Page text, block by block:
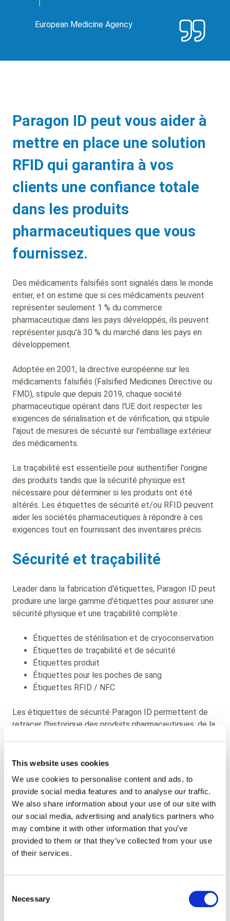
This website uses cookies
We use cookies to personalise content and ads, to
provide social media features and to analyse our traffic.
We also share information about your use of our site with
our social media, advertising and analytics partners who
may combine it with other information that you’ve
provided to them or that they’ve collected from your use
of their services.
Selection
Necessary
European Medicine Agency
Paragon ID peut vous aider à
mettre en place une solution
RFID qui garantira à vos
clients une confiance totale
dans les produits
pharmaceutiques que vous
fournissez.
Des médicaments falsifiés sont signalés dans le monde
entier, et on estime que si ces médicaments peuvent
représenter seulement 1 % du commerce
pharmaceutique dans les pays développés, ils peuvent
représenter jusqu'à 30 % du marché dans les pays en
développement.
Adoptée en 2001, la directive européenne sur les
médicaments falsifiés (Falsified Medicines Directive ou
FMD), stipule que depuis 2019, chaque société
pharmaceutique opérant dans l'UE doit respecter les
exigences de sérialisation et de vérification, qui stipule
l'ajout de mesures de sécurité sur l'emballage extérieur
des médicaments.
La traçabilité est essentielle pour authentifier l'origine
des produits tandis que la sécurité physique est
nécessaire pour déterminer si les produits ont été
altérés. Les étiquettes de sécurité et/ou RFID peuvent
aider les sociétés pharmaceutiques à répondre à ces
exigences tout en fournissant des inventaires précis.
Sécurité et traçabilité
Leader dans la fabrication d'étiquettes, Paragon ID peut
produire une large gamme d'étiquettes pour assurer une
sécurité physique et une traçabilité complète :
Étiquettes de stérilisation et de cryoconservation
Étiquettes de traçabilité et de sécurité
Étiquettes produit
Étiquettes pour les poches de sang
Étiquettes RFID / NFC
Les étiquettes de sécurité Paragon ID permettent de
retracer l'historique des produits pharmaceutiques, de la
même, sur les cartons, les bacs et les palettes. En plus
Paragon ID sont dotées d'un certain nombre de
dispositifs de sécurité empêchant les tentatives de
Étiquettes sécurisées : étiquettes VOID,
indestructibles et non transférables
Fonctionnalités RFID anti-fraude
Enregistrement de toute tentative d'altération sur